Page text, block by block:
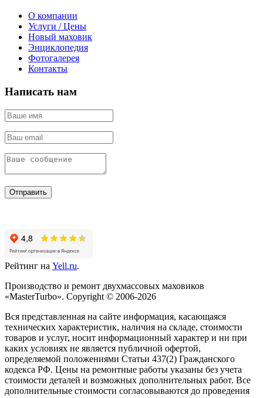
О компании
Услуги / Цены
Новый маховик
Энциклопедия
Фотогалерея
Контакты
Написать нам
Отправить
Рейтинг на Yell.ru.
Производство и ремонт двухмассовых маховиков
«MasterTurbo». Copyright © 2006-2026
Вся представленная на сайте информация, касающаяся
технических характеристик, наличия на складе, стоимости
товаров и услуг, носит информационный характер и ни при
каких условиях не является публичной офертой,
определяемой положениями Статьи 437(2) Гражданского
кодекса РФ. Цены на ремонтные работы указаны без учета
стоимости деталей и возможных дополнительных работ. Все
дополнительные стоимости согласовываются до проведения